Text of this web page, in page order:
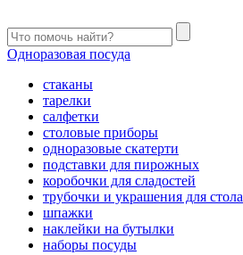
Одноразовая посуда
стаканы
тарелки
салфетки
столовые приборы
одноразовые скатерти
подставки для пирожных
коробочки для сладостей
трубочки и украшения для стола
шпажки
наклейки на бутылки
наборы посуды